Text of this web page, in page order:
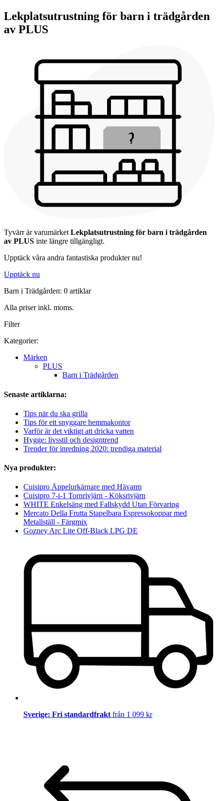
Lekplatsutrustning för barn i trädgården
av PLUS
Tyvärr är varumärket Lekplatsutrustning för barn i trädgården
av PLUS inte längre tillgängligt.
Upptäck våra andra fantastiska produkter nu!
Upptäck nu
Barn i Trädgården: 0 artiklar
Alla priser inkl. moms.
Filter
Kategorier:
Märken
PLUS
Barn i Trädgården
Senaste artiklarna:
Tips när du ska grilla
Tips för ett snyggare hemmakontor
Varför är det viktigt att dricka vatten
Hygge: livsstil och designtrend
Trender för inredning 2020: trendiga material
Nya produkter:
Cuisipro Äppelurkärnare med Hävarm
Cuisipro 7-i-1 Tornrivjärn - Köksrivjärn
WHITE Enkelsäng med Fallskydd Utan Förvaring
Mercato Della Frutta Stapelbara Espressokoppar med
Metallställ - Färgmix
Gozney Arc Lite Off-Black LPG DE
Sverige: Fri standardfrakt från 1 099 kr